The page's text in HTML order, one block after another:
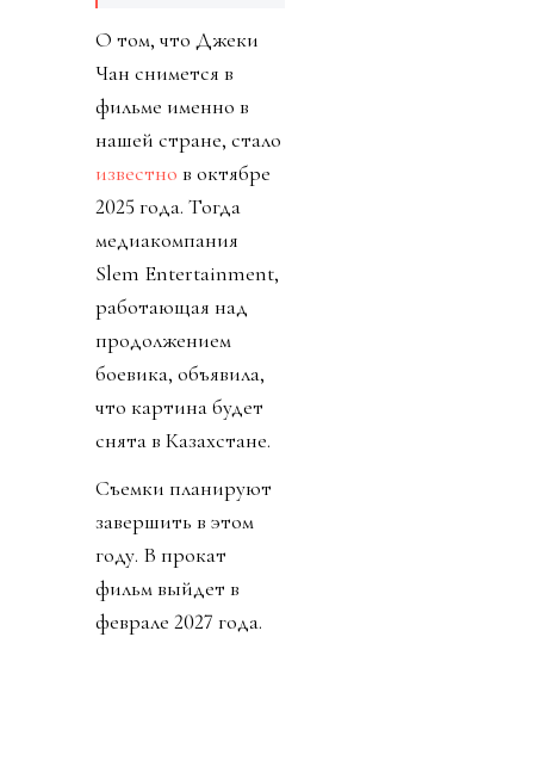
О том, что Джеки
Чан снимется в
фильме именно в
нашей стране, стало
известно в октябре
2025 года. Тогда
медиакомпания
Sәlem Entertainment,
работающая над
продолжением
боевика, объявила,
что картина будет
снята в Казахстане.
Съемки планируют
завершить в этом
году. В прокат
фильм выйдет в
феврале 2027 года.